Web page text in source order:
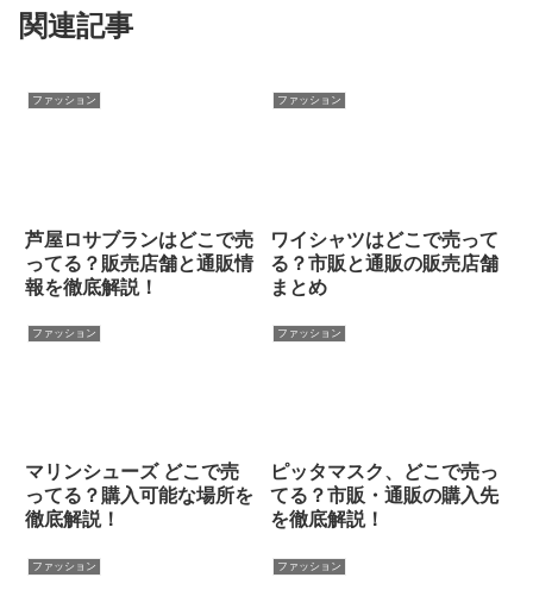
関連記事
ファッション
芦屋ロサブランはどこで売
ってる？販売店舗と通販情
報を徹底解説！
ファッション
ワイシャツはどこで売って
る？市販と通販の販売店舗
まとめ
ファッション
マリンシューズ どこで売
ってる？購入可能な場所を
徹底解説！
ファッション
ピッタマスク、どこで売っ
てる？市販・通販の購入先
を徹底解説！
ファッション ファッション